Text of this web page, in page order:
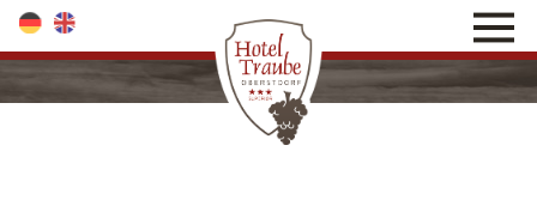
direkt zur Navigation
direkt zum Inhalt